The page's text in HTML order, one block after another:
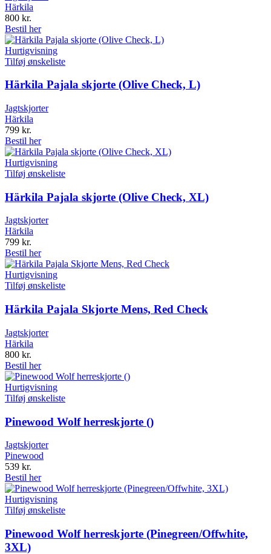
Härkila
800 kr.
Bestil her
Hurtigvisning
Tilføj ønskeliste
Härkila Pajala skjorte (Olive Check, L)
Jagtskjorter
Härkila
799 kr.
Bestil her
Hurtigvisning
Tilføj ønskeliste
Härkila Pajala skjorte (Olive Check, XL)
Jagtskjorter
Härkila
799 kr.
Bestil her
Hurtigvisning
Tilføj ønskeliste
Härkila Pajala Skjorte Mens, Red Check
Jagtskjorter
Härkila
800 kr.
Bestil her
Hurtigvisning
Tilføj ønskeliste
Pinewood Wolf herreskjorte ()
Jagtskjorter
Pinewood
539 kr.
Bestil her
Hurtigvisning
Tilføj ønskeliste
Pinewood Wolf herreskjorte (Pinegreen/Offwhite,
3XL)